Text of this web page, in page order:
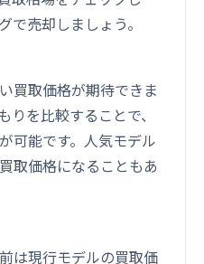
で売却しましょう。
買取価格が期待できま
りを比較することで、
可能です。人気モデル
取価格になることもあ
は現行モデルの買取価